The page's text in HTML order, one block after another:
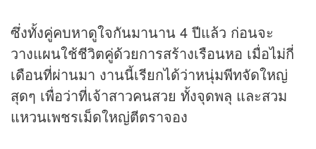
ซึ่งทั้งคู่คบหาดูใจกันมานาน 4 ปีแล้ว ก่อนจะ
วางแผนใช้ชีวิตคู่ด้วยการสร้างเรือนหอ เมื่อไม่กี่
เดือนที่ผ่านมา งานนี้เรียกได้ว่าหนุ่มพีทจัดใหญ่
สุดๆ เพื่อว่าที่เจ้าสาวคนสวย ทั้งจุดพลุ และสวม
แหวนเพชรเม็ดใหญ่ตีตราจอง